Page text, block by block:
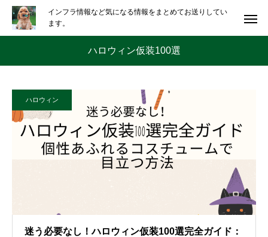
インフラ情報など気になる情報をまとめてお送りしてい
ます。
ハロウィン仮装100選
ハロウィン
迷う必要なし！ハロウィン仮装100選完全ガイド：